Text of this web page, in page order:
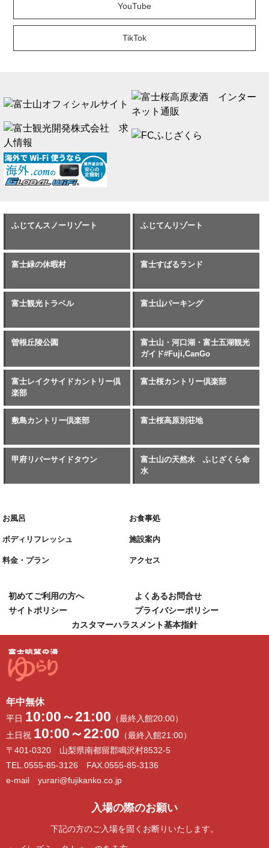
YouTube
TikTok
ふじてんスノーリゾート ふじてんリゾート
富士緑の休暇村 富士すばるランド
富士観光トラベル 富士山パーキング
曽根丘陵公園
富士山・河口湖・富士五湖観光
ガイド#Fuji,CanGo
富士レイクサイドカントリー倶
楽部
富士桜カントリー倶楽部
敷島カントリー倶楽部 富士桜高原別荘地
甲府リバーサイドタウン
富士山の天然水 ふじざくら命
水
お風呂 お食事処
ボディリフレッシュ 施設案内
料金・プラン アクセス
初めてご利用の方へ
よくあるお問合せ
サイトポリシー
プライバシーポリシー
カスタマーハラスメント基本指針
年中無休
平日 10:00～21:00 （最終入館20:00）
土日祝 10:00～22:00 （最終入館21:00）
〒401-0320 山梨県南都留郡鳴沢村8532-5
TEL.0555-85-3126 FAX.0555-85-3136
e-mail yurari@fujikanko.co.jp
入場の際のお願い
下記の方のご入場を固くお断りいたします。